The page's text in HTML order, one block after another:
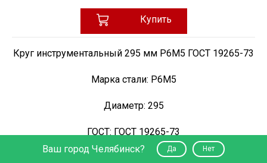
Купить
Круг инструментальный 295 мм Р6М5 ГОСТ 19265-73
Марка стали: Р6М5
Диаметр: 295
ГОСТ: ГОСТ 19265-73
216 550 ₽
Ваш город Челябинск? Да Нет